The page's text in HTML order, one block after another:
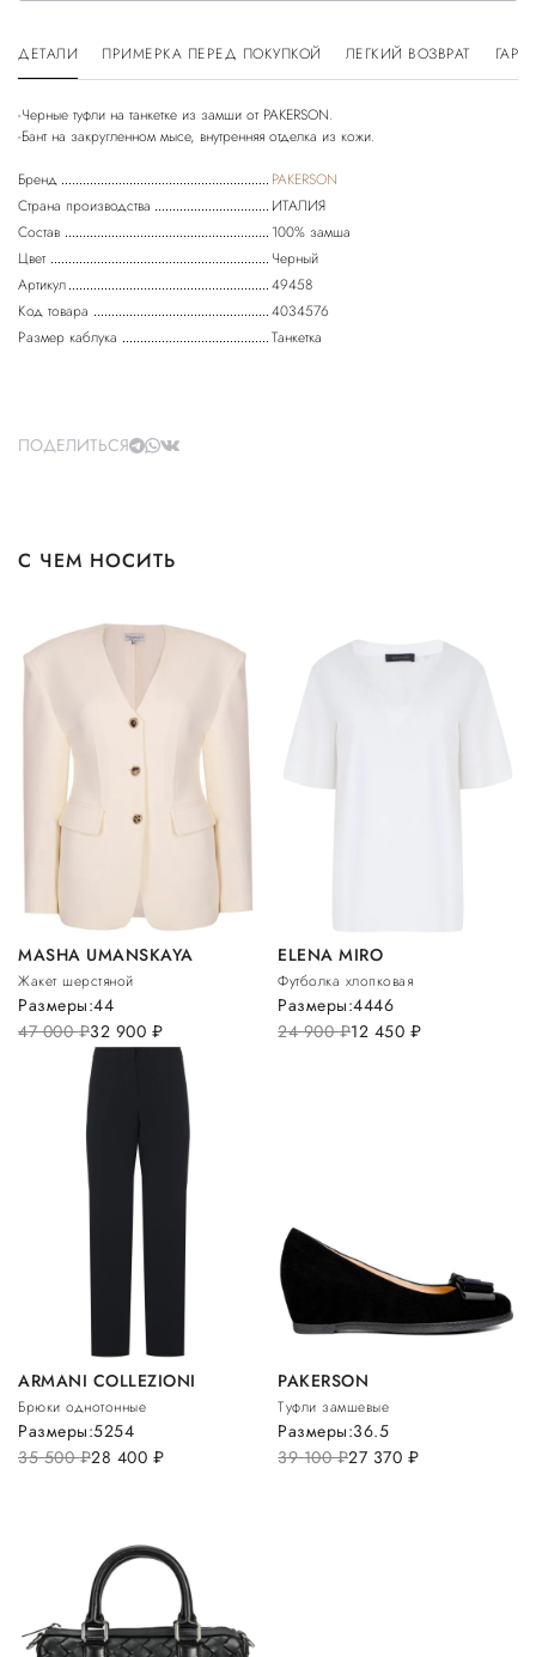
ДЕТАЛИ ПРИМЕРКА ПЕРЕД ПОКУПКОЙ ЛЕГКИЙ ВОЗВРАТ
-Черные туфли на танкетке из замши от PAKERSON.
Бренд
PAKERSON
Страна производства
ИТАЛИЯ
Состав
100% замша
Цвет
Черный
Артикул
49458
Код товара
4034576
Размер каблука
Танкетка
ПОДЕЛИТЬСЯ
С ЧЕМ НОСИТЬ
MASHA UMANSKAYA
Жакет шерстяной
47 000руб.32 900 руб.
Размеры:44
ELENA MIRO
Футболка хлопковая
24 900руб.12 450 руб.
Размеры:4446
ARMANI COLLEZIONI
Брюки однотонные
35 500руб.28 400 руб.
Размеры:5254
PAKERSON
Туфли замшевые
39 100руб.27 370 руб.
Размеры:36.5